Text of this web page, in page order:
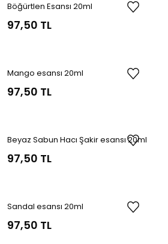
Böğürtlen Esansı 20ml
97,50 TL
Mango esansı 20ml
97,50 TL
Beyaz Sabun Hacı Şakir esansı 20ml
97,50 TL
Sandal esansı 20ml
97,50 TL